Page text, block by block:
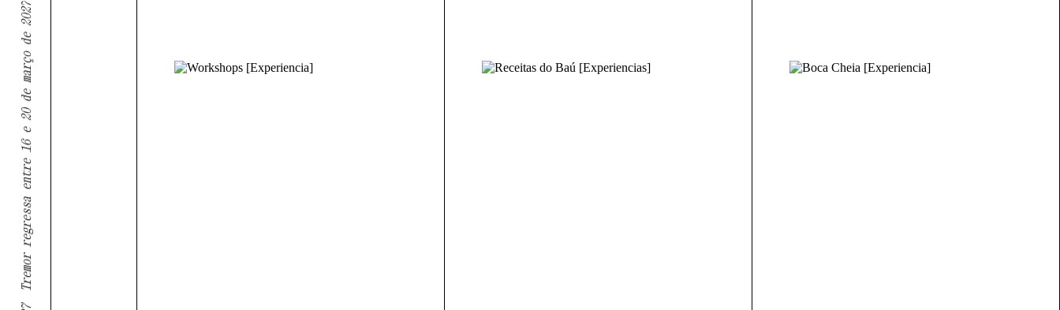
Tremor regressa entre 16 e 20 de março de 2027